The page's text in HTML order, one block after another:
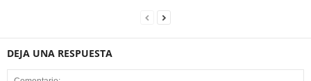
DEJA UNA RESPUESTA